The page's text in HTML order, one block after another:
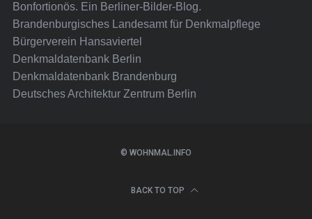
Bonfortionös. Ein Berliner-Bilder-Blog.
Brandenburgisches Landesamt für Denkmalpflege
Bürgerverein Hansaviertel
Denkmaldatenbank Berlin
Denkmaldatenbank Brandenburg
Deutsches Architektur Zentrum Berlin
© WOHNMAL.INFO
BACK TO TOP